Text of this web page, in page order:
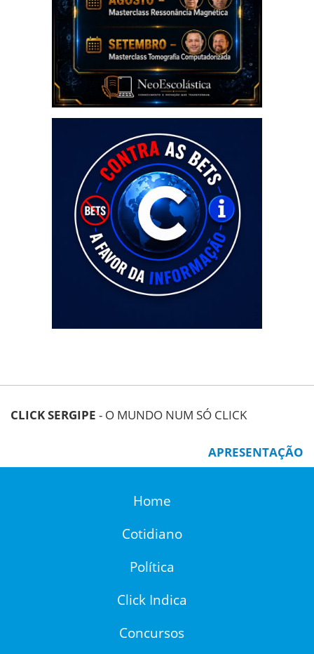
CLICK SERGIPE - O MUNDO NUM SÓ CLICK
APRESENTAÇÃO
Home
Cotidiano
Política
Click Indica
Concursos